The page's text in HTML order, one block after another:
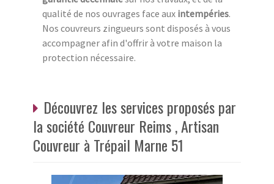
qualité de nos ouvrages face aux intempéries.
Nos couvreurs zingueurs sont disposés à vous
accompagner afin d'offrir à votre maison la
protection nécessaire.
Découvrez les services proposés par
la société Couvreur Reims , Artisan
Couvreur à Trépail Marne 51